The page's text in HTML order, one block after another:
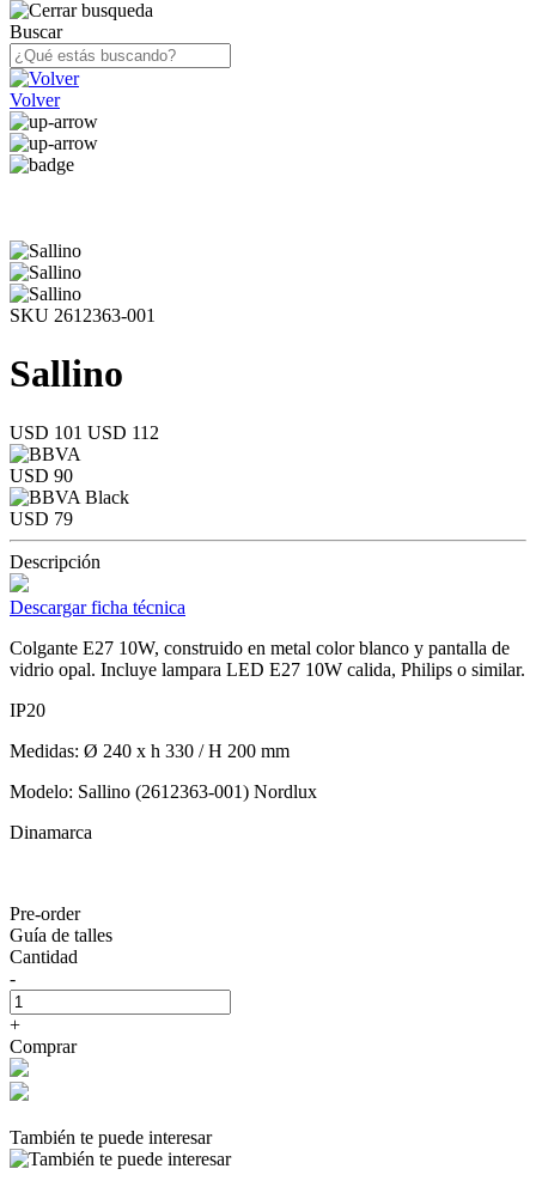
Buscar
Volver
SKU 2612363-001
Sallino
USD 101 USD 112
USD 90
USD 79
Descripción
Descargar ficha técnica
Colgante E27 10W, construido en metal color blanco y pantalla de
vidrio opal. Incluye lampara LED E27 10W calida, Philips o similar.
IP20
Medidas: Ø 240 x h 330 / H 200 mm
Modelo: Sallino (2612363-001) Nordlux
Dinamarca
Pre-order
Guía de talles
Cantidad
-
+
Comprar
También te puede interesar